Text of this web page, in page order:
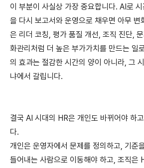
이 부분이 사실상 가장 중요합니다. AI로
을 다시 보고서와 운영으로 채우면 아무 변
은 리더 코칭, 평가 품질 개선, 조직 진단,
화관리처럼 더 높은 부가가치를 만드는 일
의 효과는 절감한 시간의 양이 아니라, 그
냐에서 갈립니다.
결국 AI 시대의 HR은 개인도 바뀌어야 하
다.
개인은 운영자에서 문제를 정의하고, 기준
들어내는 사람으로 이동해야 하고, 조직은